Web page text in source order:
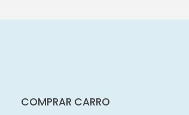
COMPRAR CARRO